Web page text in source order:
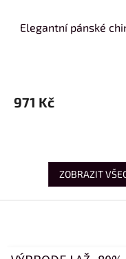
Elegantní pánské
971 Kč
ZOBRAZIT